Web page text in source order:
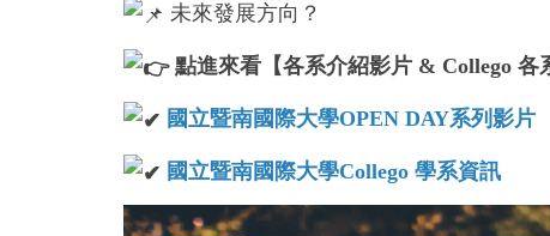
未來發展方向？
點進來看【各系介紹影片 & Collego 各
國立暨南國際大學OPEN DAY系列影片
國立暨南國際大學Collego 學系資訊